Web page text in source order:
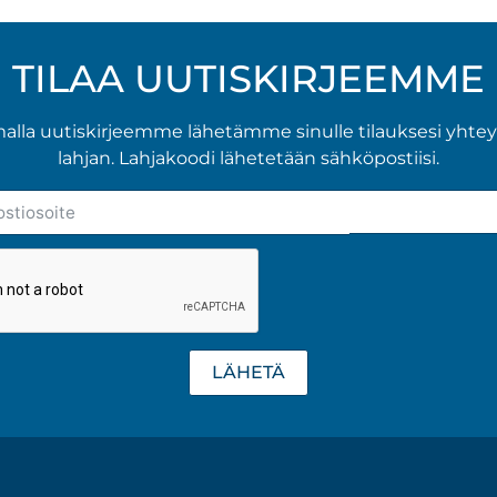
Voit
valinnat
sivulla.
TILAA UUTISKIRJEEMME
uutiskirjeemme lähetämme sinulle tilauksesi
lahjan. Lahjakoodi lähetetään sähköpostiisi.
LÄHETÄ